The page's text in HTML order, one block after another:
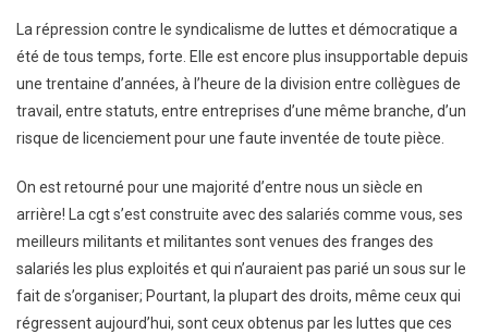
La répression contre le syndicalisme de luttes et démocratique a
été de tous temps, forte. Elle est encore plus insupportable depuis
une trentaine d’années, à l’heure de la division entre collègues de
travail, entre statuts, entre entreprises d’une même branche, d’un
risque de licenciement pour une faute inventée de toute pièce.
On est retourné pour une majorité d’entre nous un siècle en
arrière! La cgt s’est construite avec des salariés comme vous, ses
meilleurs militants et militantes sont venues des franges des
salariés les plus exploités et qui n’auraient pas parié un sous sur le
fait de s’organiser; Pourtant, la plupart des droits, même ceux qui
régressent aujourd’hui, sont ceux obtenus par les luttes que ces